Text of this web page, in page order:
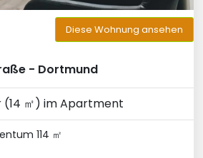
Diese Wohnung ansehen
- Dortmund
㎡) im Apartment
114 ㎡